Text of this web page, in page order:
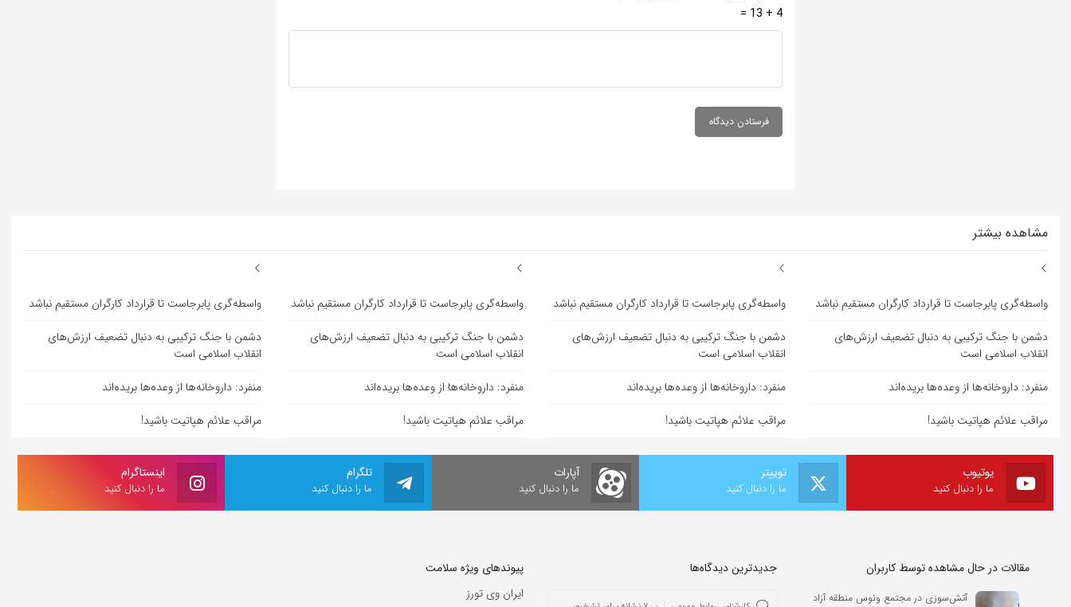
4 + 13 =
مشاهده بیشتر
واسطه‌گری پابرجاست تا قرارداد کارگران مستقیم نباشد
دشمن با جنگ ترکیبی به دنبال تضعیف ارزش‌های
انقلاب اسلامی است
منفرد: داروخانه‌ها از وعده‌ها بریده‌اند
مراقب علائم هپاتیت باشید!
واسطه‌گری پابرجاست تا قرارداد کارگران مستقیم نباشد
دشمن با جنگ ترکیبی به دنبال تضعیف ارزش‌های
انقلاب اسلامی است
منفرد: داروخانه‌ها از وعده‌ها بریده‌اند
مراقب علائم هپاتیت باشید!
واسطه‌گری پابرجاست تا قرارداد کارگران مستقیم نباشد
دشمن با جنگ ترکیبی به دنبال تضعیف ارزش‌های
انقلاب اسلامی است
منفرد: داروخانه‌ها از وعده‌ها بریده‌اند
مراقب علائم هپاتیت باشید!
واسطه‌گری پابرجاست تا قرارداد کارگران مستقیم نباشد
دشمن با جنگ ترکیبی به دنبال تضعیف ارزش‌های
انقلاب اسلامی است
منفرد: داروخانه‌ها از وعده‌ها بریده‌اند
مراقب علائم هپاتیت باشید!
اینستاگرام
ما را دنبال کنید
تلگرام
ما را دنبال کنید
آپارات
ما را دنبال کنید
توییتر
ما را دنبال کنید
یوتیوب
ما را دنبال کنید
مقالات در حال مشاهده توسط کاربران
آتش‌سوزی در مجتمع ونوس منطقه آزاد
جدیدترین دیدگاه‌‌ها
پیوندهای ویژه سلامت
ایران وی تورز